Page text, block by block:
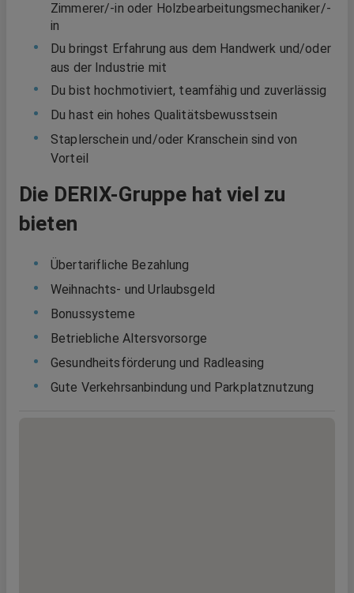
Zimmerer/-in oder Holzbearbeitungsmechaniker/-
in
Du bringst Erfahrung aus dem Handwerk und/oder
aus der Industrie mit
Du bist hochmotiviert, teamfähig und zuverlässig
Du hast ein hohes Qualitätsbewusstsein
Staplerschein und/oder Kranschein sind von
Vorteil
Die DERIX-Gruppe hat viel zu
bieten
Übertarifliche Bezahlung
Weihnachts- und Urlaubsgeld
Bonussysteme
Betriebliche Altersvorsorge
Gesundheitsförderung und Radleasing
Gute Verkehrsanbindung und Parkplatznutzung